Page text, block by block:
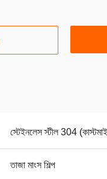
স্টেইনলেস স্টীল 304
তাজা মাংস শিল্প